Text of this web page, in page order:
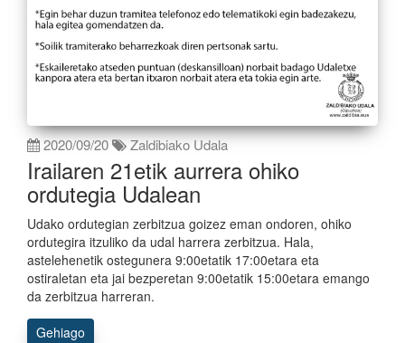
2020/09/20 Zaldibiako Udala
Irailaren 21etik aurrera ohiko
ordutegia Udalean
Udako ordutegian zerbitzua goizez eman ondoren, ohiko
ordutegira itzuliko da udal harrera zerbitzua. Hala,
astelehenetik ostegunera 9:00etatik 17:00etara eta
ostiraletan eta jai bezperetan 9:00etatik 15:00etara emango
da zerbitzua harreran.
Gehiago